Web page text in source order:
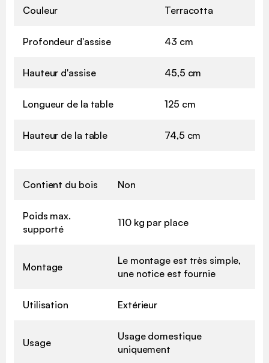
Couleur Terracotta
Profondeur d'assise 43 cm
Hauteur d'assise 45,5 cm
Longueur de la table 125 cm
Hauteur de la table 74,5 cm
Contient du bois Non
Poids max.
supporté
110 kg par place
Montage
Le montage est très simple,
une notice est fournie
Utilisation Extérieur
Usage
Usage domestique
uniquement